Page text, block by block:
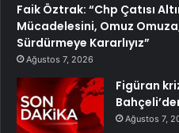
Faik Öztrak: “Chp Çatısı
Mücadelesini, Omuz
Sürdürmeye Kararlıyız”
Ağustos 7, 2026
Figüran
Ağustos 7,